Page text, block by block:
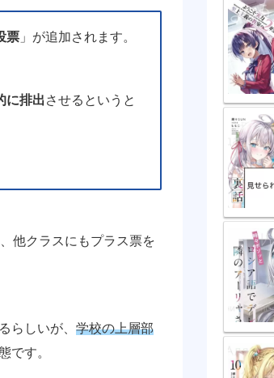
票 」が追加されます。
に排出させるというと
他クラスにもプラス票を
らしいが、 学校の上層部
です。